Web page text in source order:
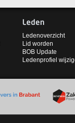
Leden
Ledenoverzicht
Lid worden
BOB Update
Ledenprofiel